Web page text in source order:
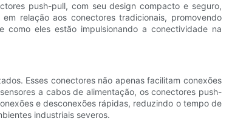
push-pull, com seu design compacto e seguro,
relação aos conectores tradicionais, promovendo
eles estão impulsionando a conectividade na
Esses conectores não apenas facilitam conexões
a cabos de alimentação, os conectores push-
e desconexões rápidas, reduzindo o tempo de
industriais severos.